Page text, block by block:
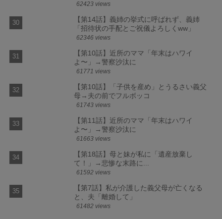
62423 views
【第14話】義姉の挙式に呼ばれず、義姉
「招待状の手配とご祝儀よろしくww」
62346 views
【第10話】近所のママ「年末はハワイ
よ〜」→警察沙汰に
61771 views
【第10話】「子供を産め」とうるさい義父
母→夫の前でフルボッコ
61743 views
【第11話】近所のママ「年末はハワイ
よ〜」→警察沙汰に
61663 views
【第18話】母と妹が私に「遺産放棄し
て！」→悲惨な末路に...
61592 views
【第7話】私が介護した義父母が亡くなる
と、夫「離婚して」
61482 views